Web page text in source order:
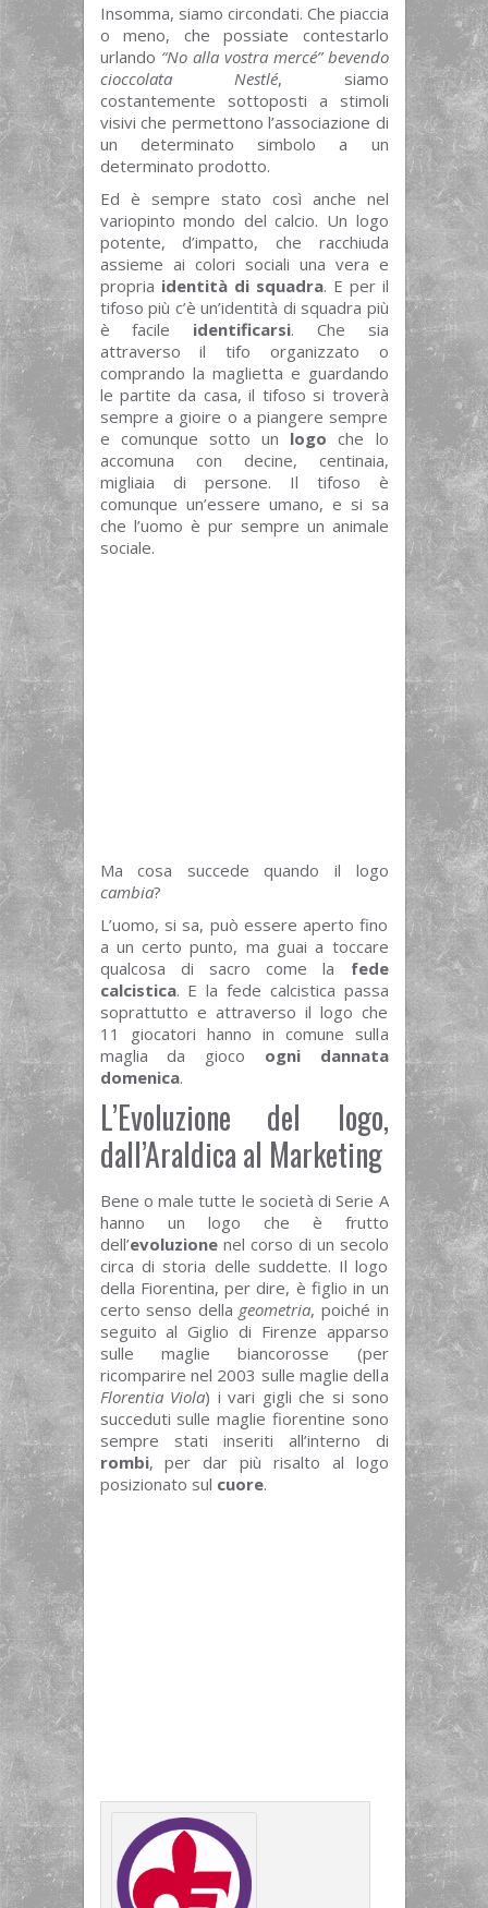
Insomma, siamo circondati. Che piaccia
o meno, che possiate contestarlo
urlando “No alla vostra mercé” bevendo
cioccolata Nestlé, siamo
costantemente sottoposti a stimoli
visivi che permettono l’associazione di
un determinato simbolo a un
determinato prodotto.
Ed è sempre stato così anche nel
variopinto mondo del calcio. Un logo
potente, d’impatto, che racchiuda
assieme ai colori sociali una vera e
propria identità di squadra. E per il
tifoso più c’è un’identità di squadra più
è facile identificarsi. Che sia
attraverso il tifo organizzato o
comprando la maglietta e guardando
le partite da casa, il tifoso si troverà
sempre a gioire o a piangere sempre
e comunque sotto un logo che lo
accomuna con decine, centinaia,
migliaia di persone. Il tifoso è
comunque un’essere umano, e si sa
che l’uomo è pur sempre un animale
sociale.
Ma cosa succede quando il logo
cambia?
L’uomo, si sa, può essere aperto fino
a un certo punto, ma guai a toccare
qualcosa di sacro come la fede
calcistica. E la fede calcistica passa
soprattutto e attraverso il logo che
11 giocatori hanno in comune sulla
maglia da gioco ogni dannata
domenica.
L’Evoluzione del logo,
dall’Araldica al Marketing
Bene o male tutte le società di Serie A
hanno un logo che è frutto
dell’evoluzionenel corso di un secolo
circa di storia delle suddette. Il logo
della Fiorentina, per dire, è figlio in un
certo senso della geometria, poiché in
seguito al Giglio di Firenze apparso
sulle maglie biancorosse (per
ricomparire nel 2003 sulle maglie della
Florentia Viola) i vari gigli che si sono
succeduti sulle maglie fiorentine sono
sempre stati inseriti all’interno di
rombi, per dar più risalto al logo
posizionato sul cuore.